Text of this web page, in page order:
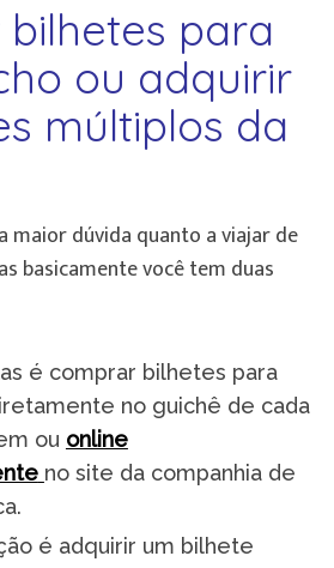
para
ou adquirir
múltiplos da
maior dúvida quanto a viajar de
basicamente você tem duas
é comprar bilhetes para
no guichê de cada
ou online
no site da companhia de
é adquirir um bilhete